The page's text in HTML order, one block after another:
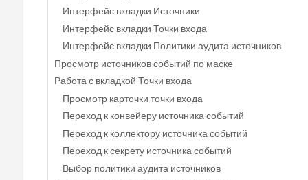
Интерфейс вкладки Источники
Интерфейс вкладки Точки входа
Интерфейс вкладки Политики аудита источников
Просмотр источников событий по маске
Работа с вкладкой Точки входа
Просмотр карточки точки входа
Переход к конвейеру источника событий
Переход к коллектору источника событий
Переход к секрету источника событий
Выбор политики аудита источников